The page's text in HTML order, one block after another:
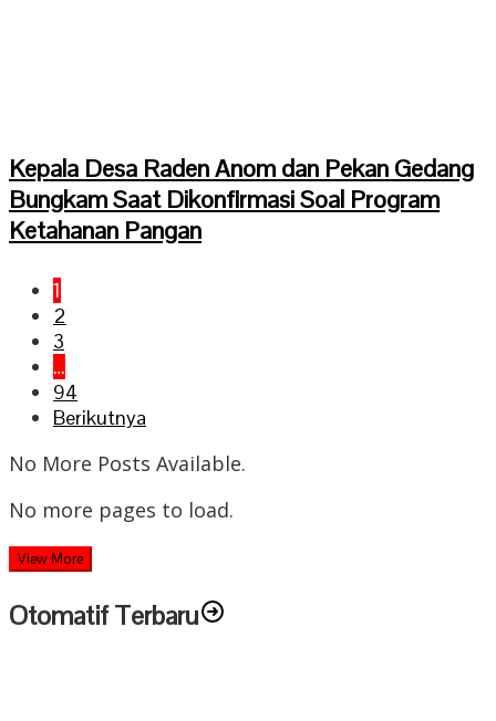
Kepala Desa Raden Anom dan Pekan Gedang
Bungkam Saat Dikonfirmasi Soal Program
Ketahanan Pangan
1
2
3
…
94
Berikutnya
No More Posts Available.
No more pages to load.
View More
Otomatif Terbaru